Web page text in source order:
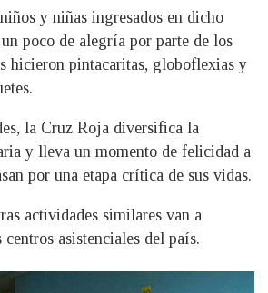
y niñas ingresados en dicho
poco de alegría por parte de los
hicieron pintacaritas, globoflexias y
la Cruz Roja diversifica la
y lleva un momento de felicidad a
por una etapa crítica de sus vidas.
actividades similares van a
asistenciales del país.